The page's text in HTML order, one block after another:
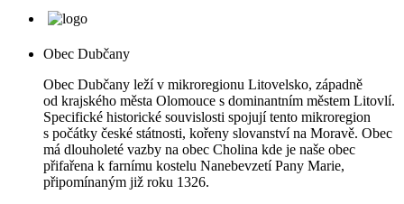
Obec Dubčany
Obec Dubčany leží v mikroregionu Litovelsko, západně
od krajského města Olomouce s dominantním městem Litovlí.
Specifické historické souvislosti spojují tento mikroregion
s počátky české státnosti, kořeny slovanství na Moravě. Obec
má dlouholeté vazby na obec Cholina kde je naše obec
přifařena k farnímu kostelu Nanebevzetí Pany Marie,
připomínaným již roku 1326.